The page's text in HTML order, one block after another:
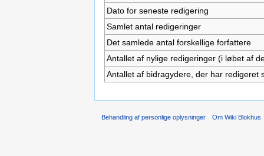
Dato for seneste redigering
Samlet antal redigeringer
Det samlede antal forskellige forfattere
Antallet af nylige redigeringer (i løbet af
Antallet af bidragydere, der har redigeret
Behandling af personlige oplysninger Om Wiki Blokhus